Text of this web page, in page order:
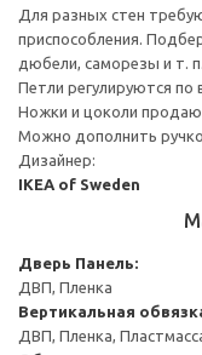
Для разных стен
приспособления.
дюбели, саморезы и т.
Петли регулируются по
Ножки и цоколи
Можно дополнить
Дизайнер:
IKEA of Sweden
Дверь Панель:
ДВП, Пленка
Вертикальная
ДВП, Пленка,